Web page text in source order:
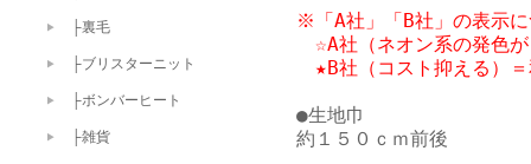
※「A社」「B社」の表示
☆A社（ネオン系の発色
●生地巾
約１５０ｃｍ前後
├裏毛
├ブリスターニット
├ボンバーヒート
├雑貨